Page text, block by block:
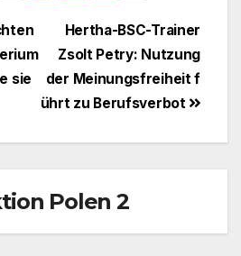
Hertha-BSC-Trainer
Zsolt Petry: Nutzung
der Meinungsfreiheit f
ührt zu Berufsverbot
sie
Polen 2